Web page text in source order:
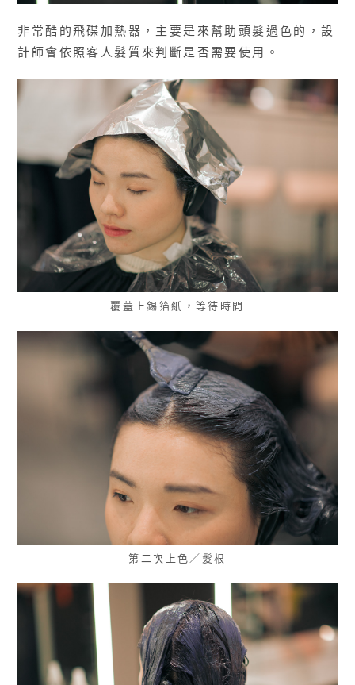
非常酷的飛碟加熱器，主要是來幫助頭髮過色的，設
計師會依照客人髮質來判斷是否需要使用。
覆蓋上錫箔紙，等待時間
第二次上色／髮根